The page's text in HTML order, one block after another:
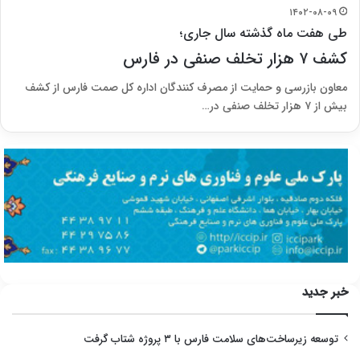
۱۴۰۲-۰۸-۰۹
طی هفت ماه گذشته سال جاری؛
کشف ۷ هزار تخلف صنفی در فارس
معاون بازرسی و حمایت از مصرف کنندگان اداره کل صمت فارس از کشف
بیش از ۷ هزار تخلف صنفی در…
خبر جدید
توسعه زیرساخت‌های سلامت فارس با ۳ پروژه شتاب گرفت